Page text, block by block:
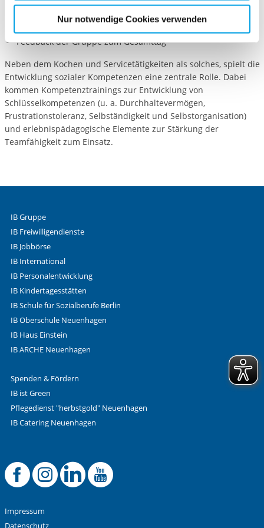
Cookies, die erforderlich zur Bereitstellung der von Ihnen
aufgerufenen und somit gewünschten Website-
berechtigter Interessen und daher unabhängig von einer
Einwilligung.
Nur notwendige Cookies verwenden
Einschätzung des Ergebnisses
gegenseitiges Feedback der Schüler zu ihrer
Feedback der Gruppe zum Gesamttag
Neben dem Kochen und Servicetätigkeiten als solches, spielt die
Entwicklung sozialer Kompetenzen eine zentrale Rolle. Dabei
kommen Kompetenztrainings zur Entwicklung von
Schlüsselkompetenzen (u. a. Durchhaltevermögen,
Frustrationstoleranz, Selbständigkeit und Selbstorganisation)
und erlebnispädagogische Elemente zur Stärkung der
Teamfähigkeit zum Einsatz.
IB Gruppe
IB Freiwilligendienste
IB Jobbörse
IB International
IB Personalentwicklung
IB Kindertagesstätten
IB Schule für Sozialberufe Berlin
IB Oberschule Neuenhagen
IB Haus Einstein
IB ARCHE Neuenhagen
Spenden & Fördern
IB ist Green
Pflegedienst "herbstgold" Neuenhagen
IB Catering Neuenhagen
Offizielle
Offizielle
Offizielle
Impressum
Datenschutz